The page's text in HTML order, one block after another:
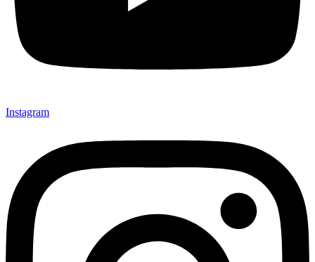
Instagram